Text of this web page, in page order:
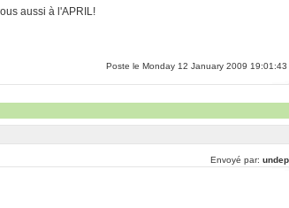
aussi à l'APRIL!
Poste le Monday 12 January 2009 19:01:43
Envoyé par: